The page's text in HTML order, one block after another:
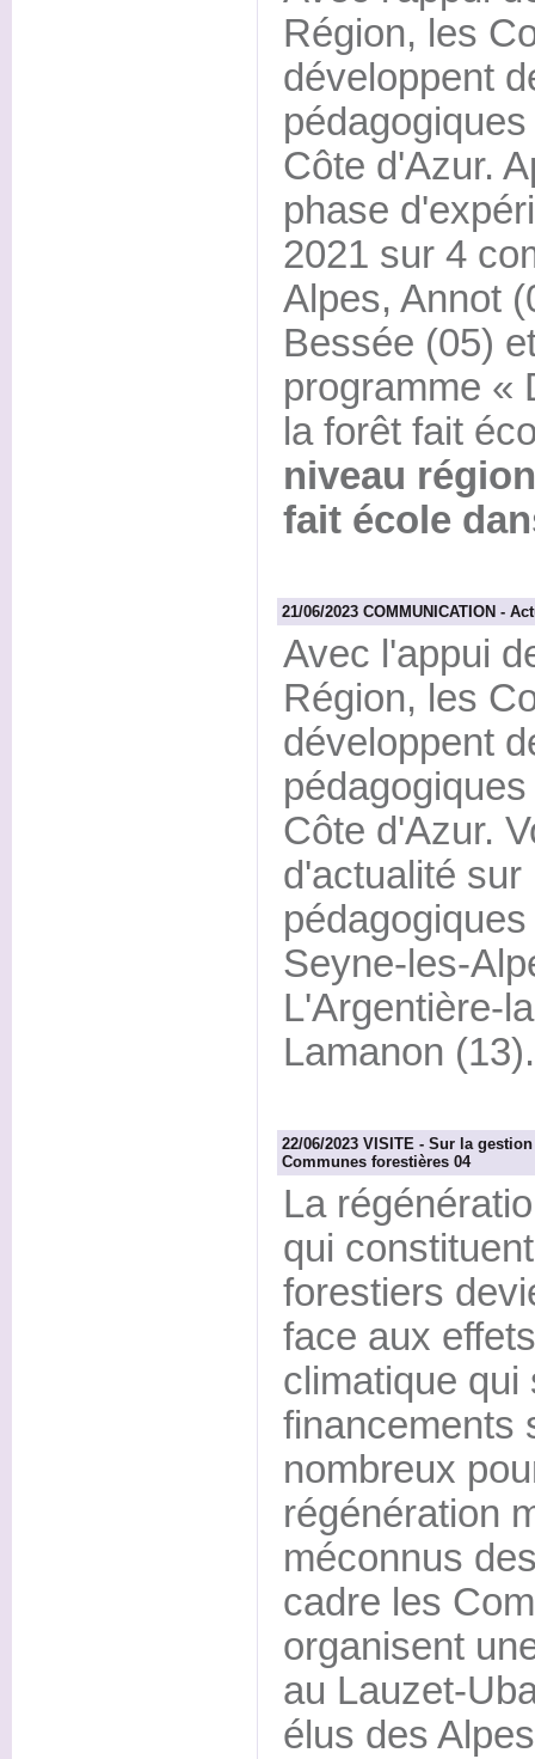
Région, les
développent
Côte d'Azur.
phase
2021 sur 4
Alpes, Annot
Bessée (05)
programme «
la forêt fait
niveau
fait école
21/06/2023 COMMUNICATION -
Avec l'appui
Région, les
développent
Côte d'Azur.
d'actualité
Seyne-les-
L'Argentière-
Lamanon (13).
22/06/2023 VISITE - Sur la
Communes forestières 04
La
qui
forestiers
face aux
climatique
financements
nombreux
régénération
méconnus
cadre les
organisent
au Lauzet-
élus des